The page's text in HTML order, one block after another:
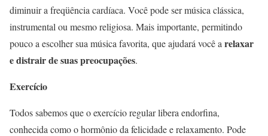
diminuir a freqüência cardíaca. Você pode ser música clássica,
instrumental ou mesmo religiosa. Mais importante, permitindo
pouco a escolher sua música favorita, que ajudará você a relaxar
e distrair de suas preocupações.
Exercício
Todos sabemos que o exercício regular libera endorfina,
conhecida como o hormônio da felicidade e relaxamento. Pode